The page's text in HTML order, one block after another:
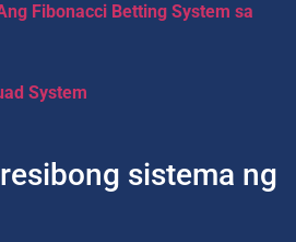
Fibonacci Betting System sa
System
sistema ng